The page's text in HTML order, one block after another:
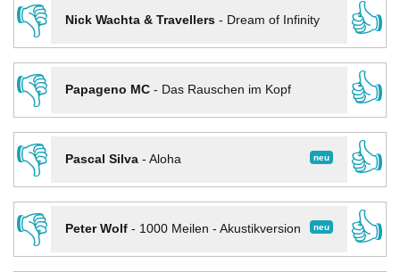
👎
Nick Wachta & Travellers- Dream of Infinity
👍
👎
Papageno MC- Das Rauschen im Kopf
👍
👎
neu
Pascal Silva- Aloha
👍
👎
neu
Peter Wolf- 1000 Meilen - Akustikversion
👍